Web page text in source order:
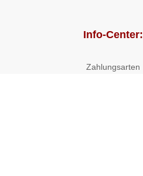
Info-Center:
Zahlungsarten